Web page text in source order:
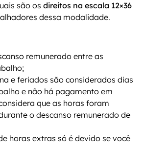
são os direitos na escala 12×36
dessa modalidade.
remunerado entre as
e feriados são considerados dias
e não há pagamento em
que as horas foram
o descanso remunerado de
horas extras só é devido se você